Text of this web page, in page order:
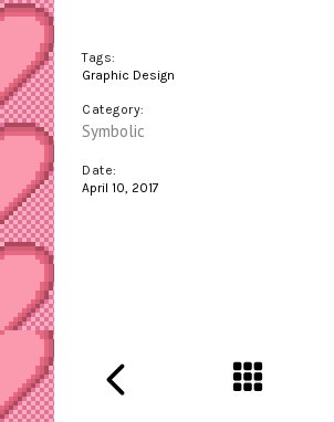
Tags:
Graphic Design
Category:
Symbolic
Date:
April 10, 2017